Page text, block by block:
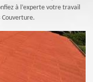
à l’experte votre travail
Couverture.